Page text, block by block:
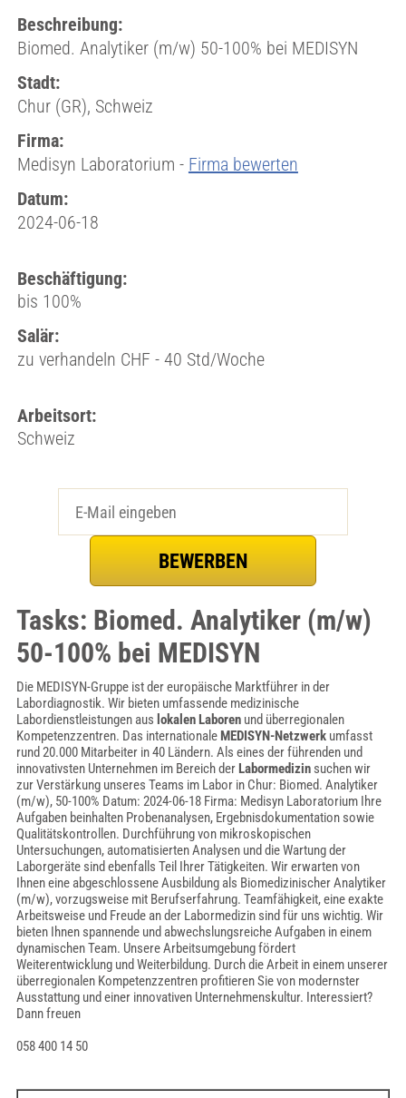
Beschreibung:
Biomed. Analytiker (m/w) 50-100% bei MEDISYN
Stadt:
Chur (GR), Schweiz
Firma:
Medisyn Laboratorium - Firma bewerten
Datum:
2024-06-18
Beschäftigung:
bis 100%
Salär:
zu verhandeln CHF - 40 Std/Woche
Arbeitsort:
Schweiz
Tasks: Biomed. Analytiker (m/w)
50-100% bei MEDISYN
Die MEDISYN-Gruppe ist der europäische Marktführer in der
Labordiagnostik. Wir bieten umfassende medizinische
Labordienstleistungen aus lokalen Laborenund überregionalen
Kompetenzzentren. Das internationaleMEDISYN-Netzwerkumfasst
rund 20.000 Mitarbeiter in 40 Ländern. Als eines der führenden und
innovativsten Unternehmen im Bereich derLabormedizinsuchen wir
zur Verstärkung unseres Teams im Labor in Chur: Biomed. Analytiker
(m/w), 50-100% Datum: 2024-06-18 Firma: Medisyn Laboratorium Ihre
Aufgaben beinhalten Probenanalysen, Ergebnisdokumentation sowie
Qualitätskontrollen. Durchführung von mikroskopischen
Untersuchungen, automatisierten Analysen und die Wartung der
Laborgeräte sind ebenfalls Teil Ihrer Tätigkeiten. Wir erwarten von
Ihnen eine abgeschlossene Ausbildung als Biomedizinischer Analytiker
(m/w), vorzugsweise mit Berufserfahrung. Teamfähigkeit, eine exakte
Arbeitsweise und Freude an der Labormedizin sind für uns wichtig. Wir
bieten Ihnen spannende und abwechslungsreiche Aufgaben in einem
dynamischen Team. Unsere Arbeitsumgebung fördert
Weiterentwicklung und Weiterbildung. Durch die Arbeit in einem unserer
überregionalen Kompetenzzentren profitieren Sie von modernster
Ausstattung und einer innovativen Unternehmenskultur. Interessiert?
Dann freuen
058 400 14 50